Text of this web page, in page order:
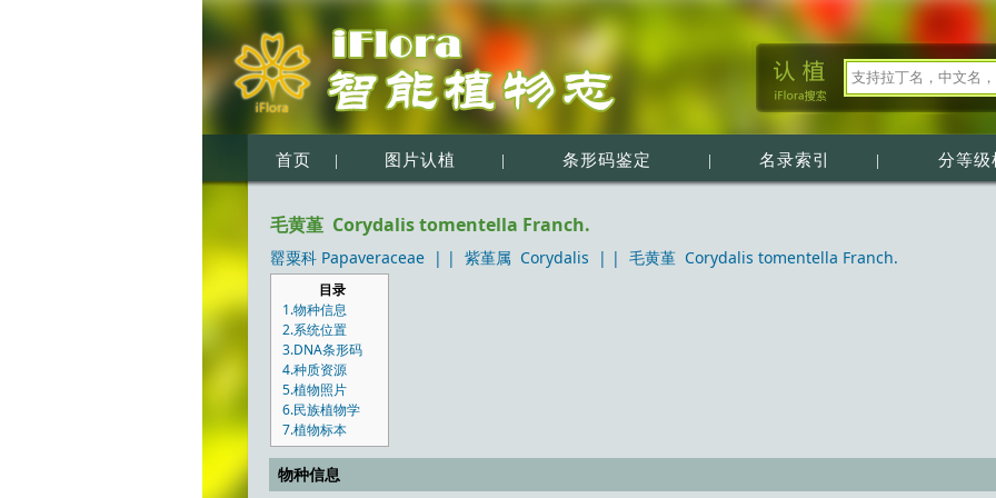
首页 | 图片认植 | 条形码鉴定 | 名录索引 | 分等级
毛黄堇 Corydalis tomentella Franch.
罂粟科 Papaveraceae | | 紫堇属 Corydalis | | 毛黄堇 Corydalis tomentella Franch.
目录
1.物种信息
2.系统位置
3.DNA条形码
4.种质资源
5.植物照片
6.民族植物学
7.植物标本
物种信息